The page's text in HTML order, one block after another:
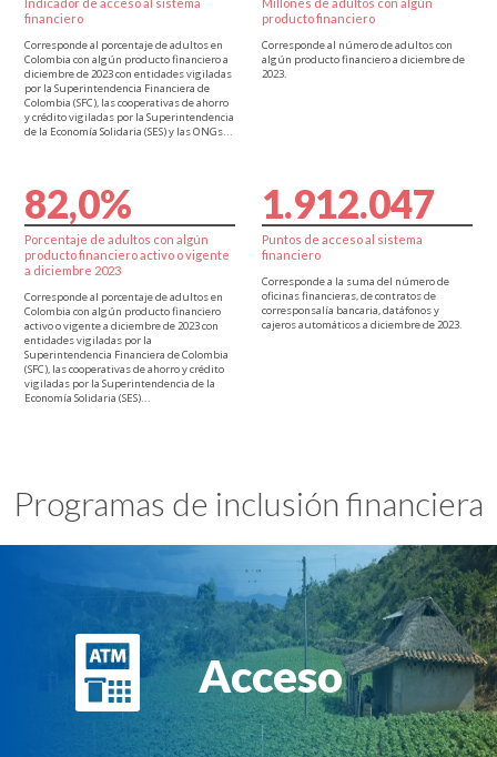
financiero
Corresponde al porcentaje de adultos en
Colombia con algún producto financiero a
diciembre de 2023 con entidades vigiladas
por la Superintendencia Financiera de
Colombia (SFC), las cooperativas de ahorro
y crédito vigiladas por la Superintendencia
de la Economía Solidaria (SES) y las ONGs...
producto financiero
Corresponde al número de adultos con
algún producto financiero a diciembre de
2023.
82,0%
Porcentaje de adultos con algún
producto financiero activo o vigente
a diciembre 2023
Corresponde al porcentaje de adultos en
Colombia con algún producto financiero
activo o vigente a diciembre de 2023 con
entidades vigiladas por la
Superintendencia Financiera de Colombia
(SFC), las cooperativas de ahorro y crédito
vigiladas por la Superintendencia de la
Economía Solidaria (SES)...
1.912.047
Puntos de acceso al sistema
financiero
Corresponde a la suma del número de
oficinas financieras, de contratos de
corresponsalía bancaria, datáfonos y
cajeros automáticos a diciembre de 2023.
Programas de inclusión financiera
Acceso